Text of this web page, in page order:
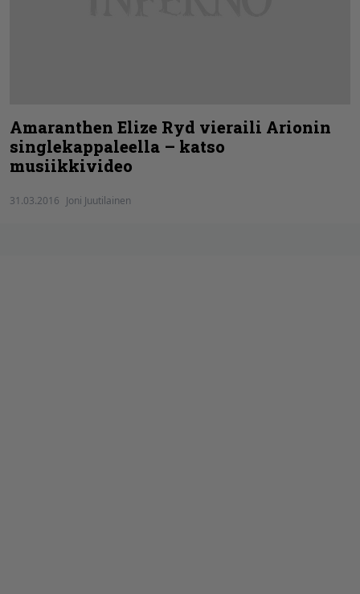
Amaranthen Elize Ryd vieraili Arionin
singlekappaleella – katso
musiikkivideo
31.03.2016 Joni Juutilainen